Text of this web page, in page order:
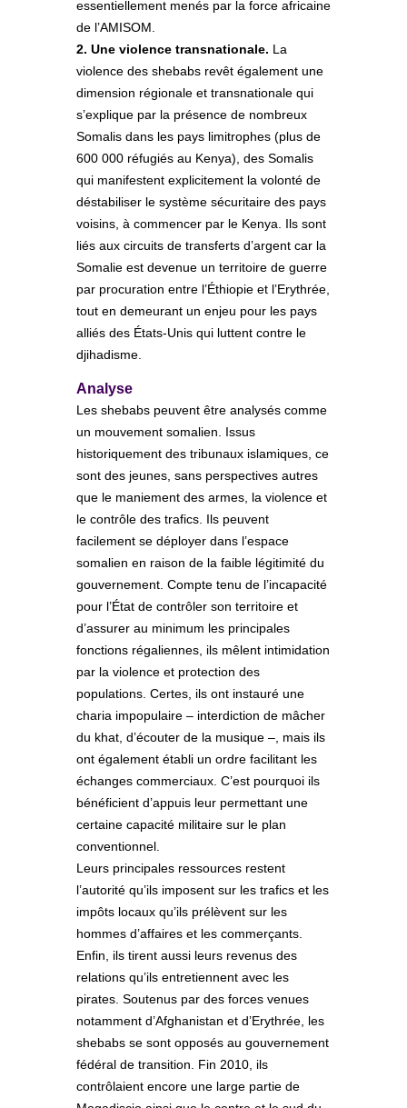
essentiellement menés par la force africaine
de l’AMISOM.
2. Une violence transnationale. La
violence des shebabs revêt également une
dimension régionale et transnationale qui
s’explique par la présence de nombreux
Somalis dans les pays limitrophes (plus de
600 000 réfugiés au Kenya), des Somalis
qui manifestent explicitement la volonté de
déstabiliser le système sécuritaire des pays
voisins, à commencer par le Kenya. Ils sont
liés aux circuits de transferts d’argent car la
Somalie est devenue un territoire de guerre
par procuration entre l’Éthiopie et l’Erythrée,
tout en demeurant un enjeu pour les pays
alliés des États-Unis qui luttent contre le
djihadisme.
Analyse
Les shebabs peuvent être analysés comme
un mouvement somalien. Issus
historiquement des tribunaux islamiques, ce
sont des jeunes, sans perspectives autres
que le maniement des armes, la violence et
le contrôle des trafics. Ils peuvent
facilement se déployer dans l’espace
somalien en raison de la faible légitimité du
gouvernement. Compte tenu de l’incapacité
pour l’État de contrôler son territoire et
d’assurer au minimum les principales
fonctions régaliennes, ils mêlent intimidation
par la violence et protection des
populations. Certes, ils ont instauré une
charia impopulaire – interdiction de mâcher
du khat, d’écouter de la musique –, mais ils
ont également établi un ordre facilitant les
échanges commerciaux. C’est pourquoi ils
bénéficient d’appuis leur permettant une
certaine capacité militaire sur le plan
conventionnel.
Leurs principales ressources restent
l’autorité qu’ils imposent sur les trafics et les
impôts locaux qu’ils prélèvent sur les
hommes d’affaires et les commerçants.
Enfin, ils tirent aussi leurs revenus des
relations qu’ils entretiennent avec les
pirates. Soutenus par des forces venues
notamment d’Afghanistan et d’Erythrée, les
shebabs se sont opposés au gouvernement
fédéral de transition. Fin 2010, ils
contrôlaient encore une large partie de